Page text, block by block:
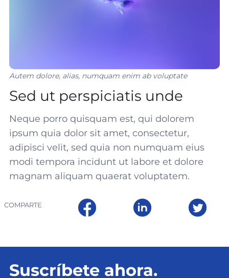
Autem dolore, alias, numquam enim ab voluptate
Sed ut perspiciatis unde
Neque porro quisquam est, qui dolorem
ipsum quia dolor sit amet, consectetur,
adipisci velit, sed quia non numquam eius
modi tempora incidunt ut labore et dolore
magnam aliquam quaerat voluptatem.
COMPARTE
Suscríbete ahora.